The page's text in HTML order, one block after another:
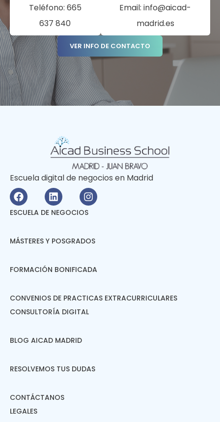
Teléfono: 665
637 840
Email: info@aicad-
madrid.es
VER INFO DE CONTACTO
Escuela digital de negocios en Madrid
ESCUELA DE NEGOCIOS
MÁSTERES Y POSGRADOS
FORMACIÓN BONIFICADA
CONVENIOS DE PRACTICAS EXTRACURRICULARES
CONSULTORÍA DIGITAL
BLOG AICAD MADRID
RESOLVEMOS TUS DUDAS
CONTÁCTANOS
LEGALES